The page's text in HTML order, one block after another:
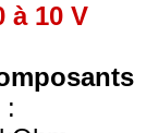
à 10 V
: